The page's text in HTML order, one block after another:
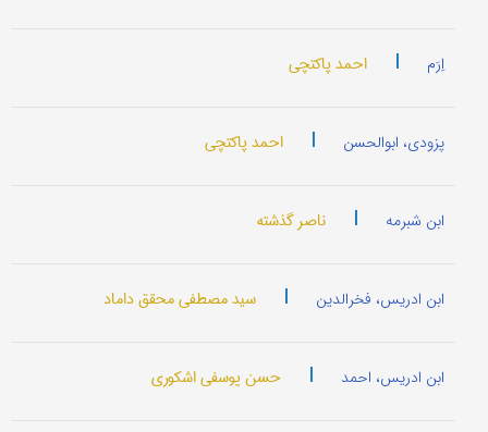
اِرَم | احمد پاکتچی
پزودی، ابوالحسن | احمد پاکتچی
ابن شبرمه | ناصر گذشته
ابن ادریس، فخرالدین | سيد مصطفي‌ محقق‌ داماد
ابن ادریس، احمد | حسن یوسفی اشکوری